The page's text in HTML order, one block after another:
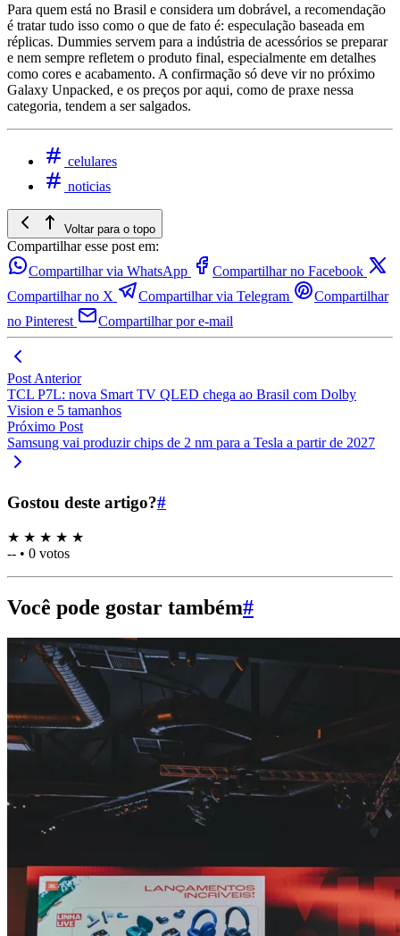
Para quem está no Brasil e considera um dobrável, a recomendação
é tratar tudo isso como o que de fato é: especulação baseada em
réplicas. Dummies servem para a indústria de acessórios se preparar
e nem sempre refletem o produto final, especialmente em detalhes
como cores e acabamento. A confirmação só deve vir no próximo
Galaxy Unpacked, e os preços por aqui, como de praxe nessa
categoria, tendem a ser salgados.
celulares
noticias
Voltar para o topo
Compartilhar esse post em:
Compartilhar via WhatsApp
Compartilhar no Facebook
Compartilhar no X
Compartilhar via Telegram
Compartilhar
no Pinterest
Compartilhar por e-mail
Post Anterior
TCL P7L: nova Smart TV QLED chega ao Brasil com Dolby
Vision e 5 tamanhos
Próximo Post
Samsung vai produzir chips de 2 nm para a Tesla a partir de 2027
Gostou deste artigo?#
★ ★ ★ ★ ★
-- • 0 votos
Você pode gostar também#